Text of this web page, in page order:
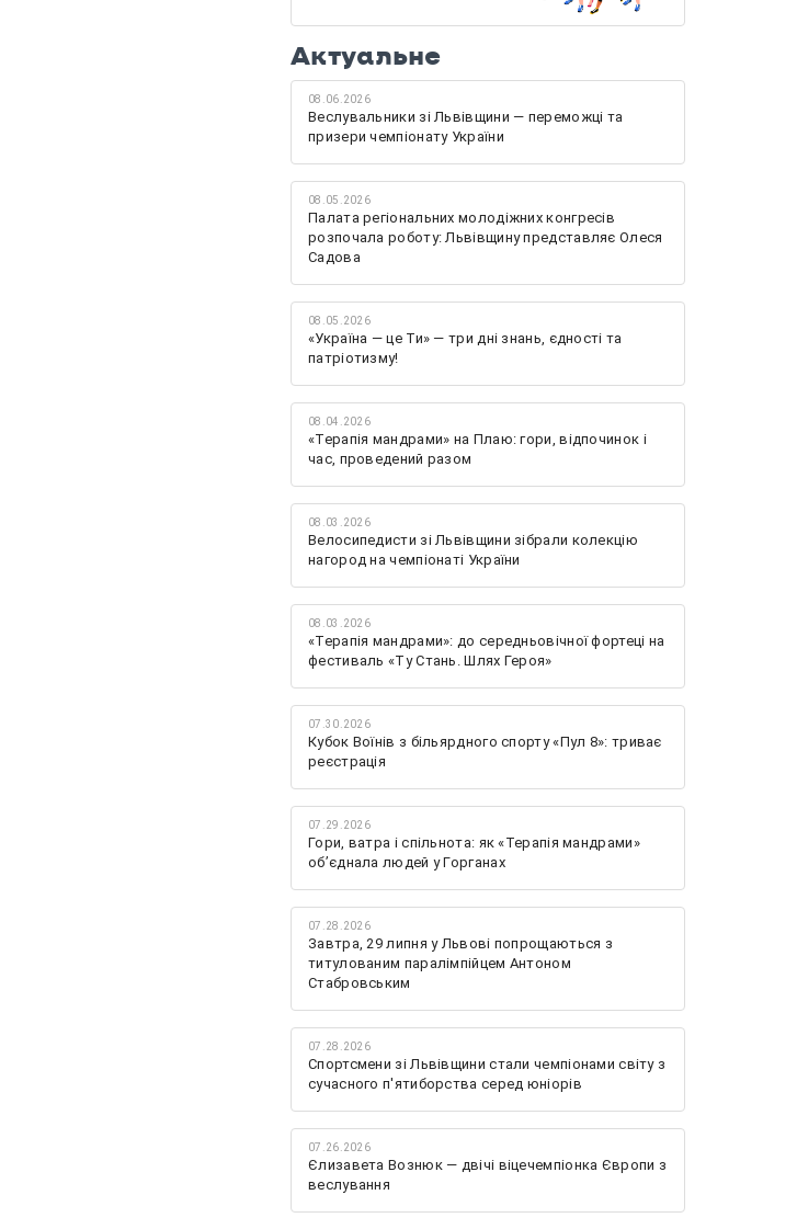
Актуальне
08.06.2026
Веслувальники зі Львівщини — переможці та
призери чемпіонату України
08.05.2026
Палата регіональних молодіжних конгресів
розпочала роботу: Львівщину представляє Олеся
Садова
08.05.2026
«Україна — це Ти» — три дні знань, єдності та
патріотизму!
08.04.2026
«Терапія мандрами» на Плаю: гори, відпочинок і
час, проведений разом
08.03.2026
Велосипедисти зі Львівщини зібрали колекцію
нагород на чемпіонаті України
08.03.2026
«Терапія мандрами»: до середньовічної фортеці на
фестиваль «Ту Стань. Шлях Героя»
07.30.2026
Кубок Воїнів з більярдного спорту «Пул 8»: триває
реєстрація
07.29.2026
Гори, ватра і спільнота: як «Терапія мандрами»
об’єднала людей у Горганах
07.28.2026
Завтра, 29 липня у Львові попрощаються з
титулованим паралімпійцем Антоном
Стабровським
07.28.2026
Спортсмени зі Львівщини стали чемпіонами світу з
сучасного п'ятиборства серед юніорів
07.26.2026
Єлизавета Вознюк — двічі віцечемпіонка Європи з
веслування